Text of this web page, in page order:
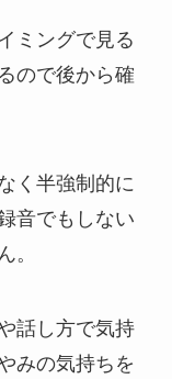
ミングで見る
ので後から確
く半強制的に
音でもしない
。
話し方で気持
みの気持ちを